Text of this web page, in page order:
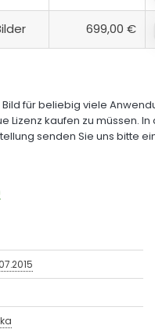
699,00 €
für beliebig viele
Lizenz kaufen zu müssen. In
senden Sie uns bitte